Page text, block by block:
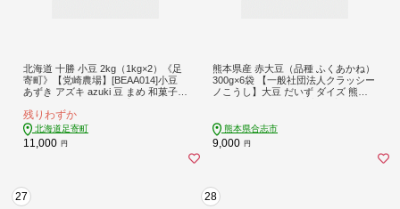
北海道 十勝 小豆 2kg（1kg×2）《足
寄町》【党崎農場】[BEAA014]小豆
あずき アズキ azuki 豆 まめ 和菓子
物 健康 足寄町産 北海道産 道産 寒冷
地 足寄町 北海道 11000 11000円
残りわずか
北海道足寄町
11,000 円
熊本県産 赤大豆（品種 ふくあかね）
300g×6袋 【一般社団法人クラッシー
ノこうし】大豆 だいず ダイズ 熊本
シアニン イソフラボン [AYAB048]
熊本県合志市
9,000 円
27 28